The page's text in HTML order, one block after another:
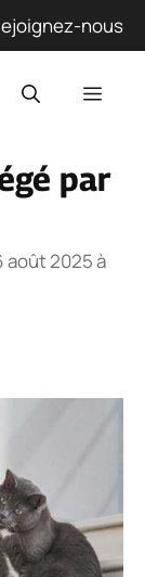
nous
par
août 2025 à